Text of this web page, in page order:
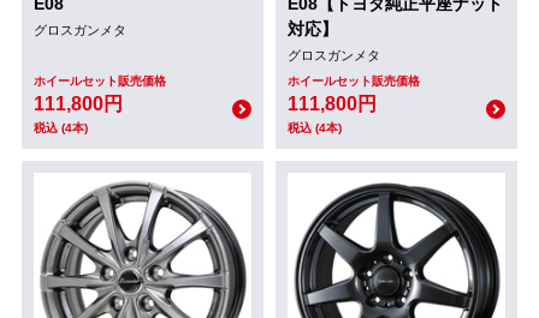
グロスガンメタ
ホイールセット販売価格
111,800円
税込 (4本)
対応】
グロスガンメタ
ホイールセット販売価格
111,800円
税込 (4本)